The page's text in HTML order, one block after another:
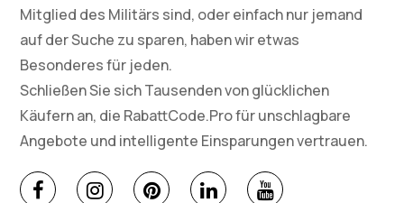
Mitglied des Militärs sind, oder einfach nur jemand
auf der Suche zu sparen, haben wir etwas
Besonderes für jeden.
Schließen Sie sich Tausenden von glücklichen
Käufern an, die RabattCode.Pro für unschlagbare
Angebote und intelligente Einsparungen vertrauen.